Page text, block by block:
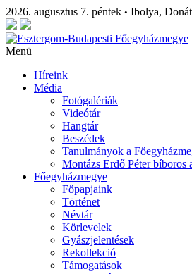
2026. augusztus 7. péntek • Ibolya, Donát
Menü
Híreink
Média
Fotógalériák
Videótár
Hangtár
Beszédek
Tanulmányok a
Montázs Erdő Péter bíboros
Főegyházmegye
Főpapjaink
Történet
Névtár
Körlevelek
Gyászjelentések
Rekollekció
Támogatások